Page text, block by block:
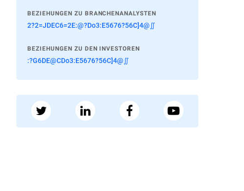
BEZIEHUNGEN ZU BRANCHENANALYSTEN
2?2=JDEC6=2E:@?Do3:E5676?56C]4@∬
BEZIEHUNGEN ZU DEN INVESTOREN
:?G6DE@CDo3:E5676?56C]4@∬